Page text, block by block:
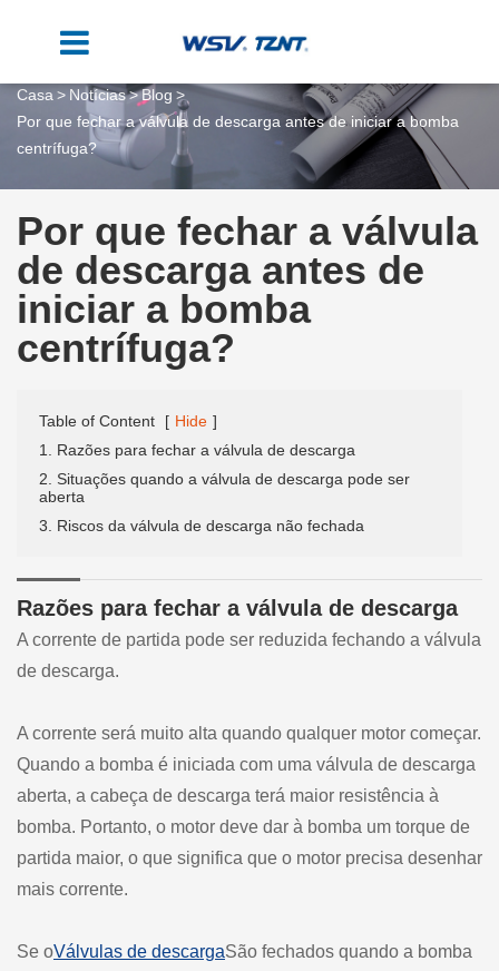
Casa Notícias
Blog
Por que fechar a válvula de descarga antes de iniciar a bomba
centrífuga?
Por que fechar a válvula
de descarga antes de
iniciar a bomba
centrífuga?
Table of Content [ Hide ]
1. Razões para fechar a válvula de descarga
2. Situações quando a válvula de descarga pode ser
aberta
3. Riscos da válvula de descarga não fechada
Razões para fechar a válvula de descarga
A corrente de partida pode ser reduzida fechando a válvula
de descarga.
A corrente será muito alta quando qualquer motor começar.
Quando a bomba é iniciada com uma válvula de descarga
aberta, a cabeça de descarga terá maior resistência à
bomba. Portanto, o motor deve dar à bomba um torque de
partida maior, o que significa que o motor precisa desenhar
mais corrente.
Se oVálvulas de descargaSão fechados quando a bomba